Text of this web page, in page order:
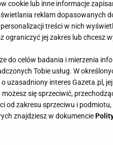
Na liście
cookie lub inne informacje
reklam dopasowanych
treści w nich
ograniczyć jej zakres lub chcesz
do celów badania i mierzenia
Tobie usług. W
uzasadniony interes Gazeta.pl,
się sprzeciwić,
od zakresu sprzeciwu i
znajdziesz w dokumencie